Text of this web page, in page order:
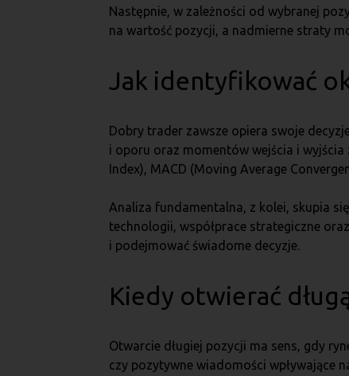
Następnie, w zależności od wybranej
na wartość pozycji, a nadmierne straty
Jak identyfikować
Dobry trader zawsze opiera swoje
i oporu oraz momentów wejścia i
Index), MACD (Moving Average
Analiza fundamentalna, z kolei, skupia
technologii, współprace strategiczne
i podejmować świadome decyzje.
Kiedy otwierać
Otwarcie długiej pozycji ma sens, gdy
czy pozytywne wiadomości wpływające